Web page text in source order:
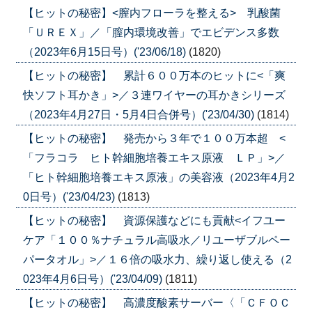
【ヒットの秘密】<膣内フローラを整える> 乳酸菌
「ＵＲＥＸ」／「膣内環境改善」でエビデンス多数
（2023年6月15日号）('23/06/18) (1820)
【ヒットの秘密】 累計６００万本のヒットに<「爽
快ソフト耳かき」>／３連ワイヤーの耳かきシリーズ
（2023年4月27日・5月4日合併号）('23/04/30) (1814)
【ヒットの秘密】 発売から３年で１００万本超 <
「フラコラ ヒト幹細胞培養エキス原液 ＬＰ」>／
「ヒト幹細胞培養エキス原液」の美容液（2023年4月2
0日号）('23/04/23) (1813)
【ヒットの秘密】 資源保護などにも貢献<イフユー
ケア「１００％ナチュラル高吸水／リユーザブルペー
パータオル」>／１６倍の吸水力、繰り返し使える（2
023年4月6日号）('23/04/09) (1811)
【ヒットの秘密】 高濃度酸素サーバー〈「ＣＦＯＣ